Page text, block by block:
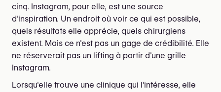
cinq. Instagram, pour elle, est une source
d'inspiration. Un endroit où voir ce qui est possible,
quels résultats elle apprécie, quels chirurgiens
existent. Mais ce n'est pas un gage de crédibilité. Elle
ne réserverait pas un lifting à partir d'une grille
Instagram.
Lorsqu'elle trouve une clinique qui l'intéresse, elle